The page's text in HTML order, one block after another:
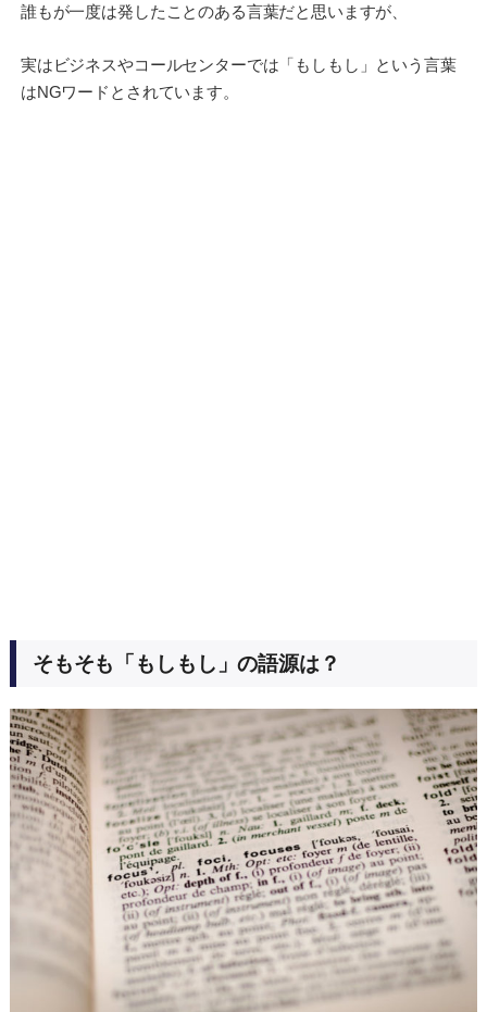
誰もが一度は発したことのある言葉だと思いますが、
実はビジネスやコールセンターでは「もしもし」という言葉
はNGワードとされています。
そもそも「もしもし」の語源は？